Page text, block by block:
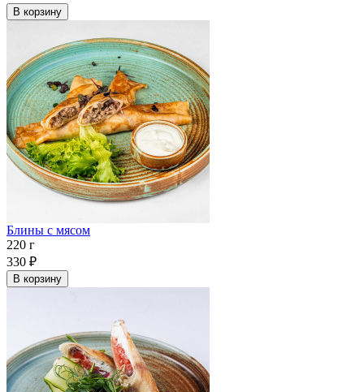
В корзину
Блины с мясом
220 г
330 ₽
В корзину